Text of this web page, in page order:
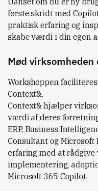
første skridt med
praktisk erfaring og
skabe værdi i din egen
Mød
Workshoppen
Context&.
Context& hjælper
værdi af deres
ERP, Business
Consultant og Microsoft
erfaring med at
implementering,
Microsoft 365 Copilot.